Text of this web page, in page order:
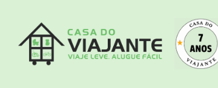
conteúdo